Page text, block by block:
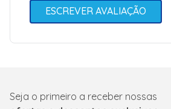
ESCREVER AVALIAÇÃO
Seja o primeiro a receber nossas